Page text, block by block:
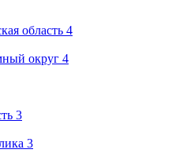
область 4
округ 4
3
3